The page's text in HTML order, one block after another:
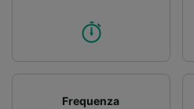
Frequenza